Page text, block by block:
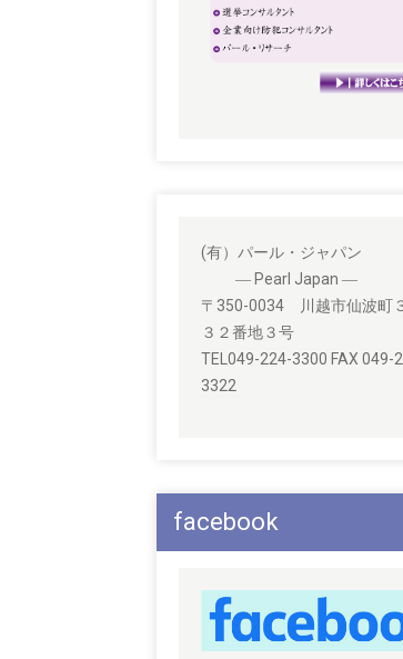
(有）パール・ジャパン
― Pearl Japan ―
〒350-0034 川越市仙波町
３２番地３号
TEL049-224-3300 FAX 049-
3322
facebook